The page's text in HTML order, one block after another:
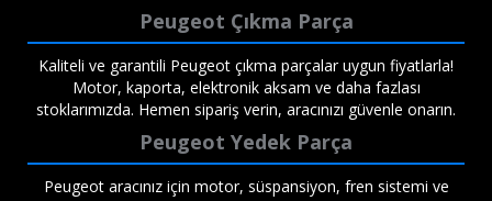
Peugeot Çıkma Parça
Kaliteli ve garantili Peugeot çıkma parçalar uygun fiyatlarla!
Motor, kaporta, elektronik aksam ve daha fazlası
stoklarımızda. Hemen sipariş verin, aracınızı güvenle onarın.
Peugeot Yedek Parça
Peugeot aracınız için motor, süspansiyon, fren sistemi ve